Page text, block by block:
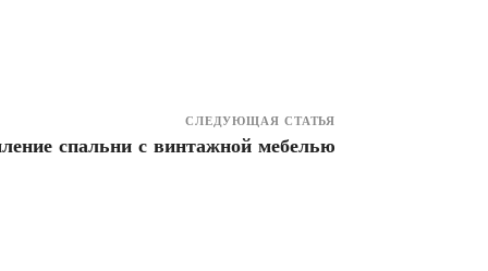
СЛЕДУЮЩАЯ СТАТЬЯ
спальни с винтажной мебелью